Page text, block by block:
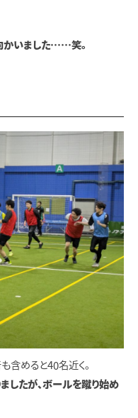
かいました……笑。
含めると40名近く。
したが、ボールを蹴り始め